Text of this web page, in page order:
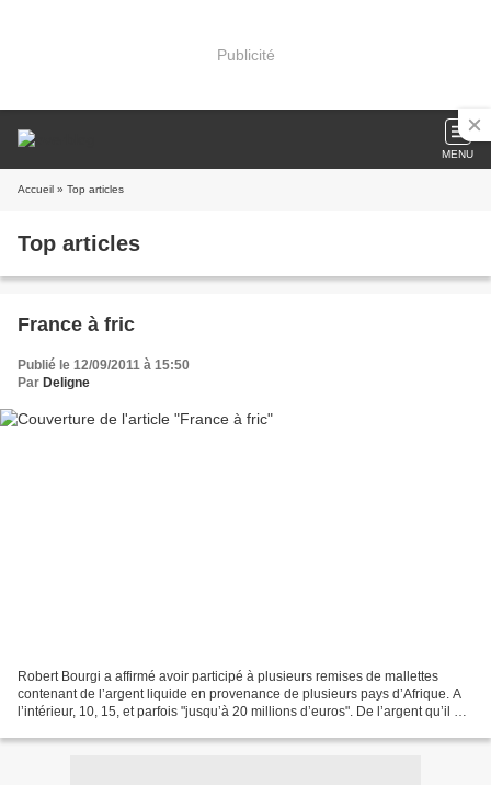
Publicité
MENU
Accueil » Top articles
Top articles
France à fric
Publié le 12/09/2011 à 15:50
Par Deligne
Robert Bourgi a affirmé avoir participé à plusieurs remises de mallettes
contenant de l’argent liquide en provenance de plusieurs pays d’Afrique. A
l’intérieur, 10, 15, et parfois "jusqu’à 20 millions d’euros". De l’argent qu’il dit